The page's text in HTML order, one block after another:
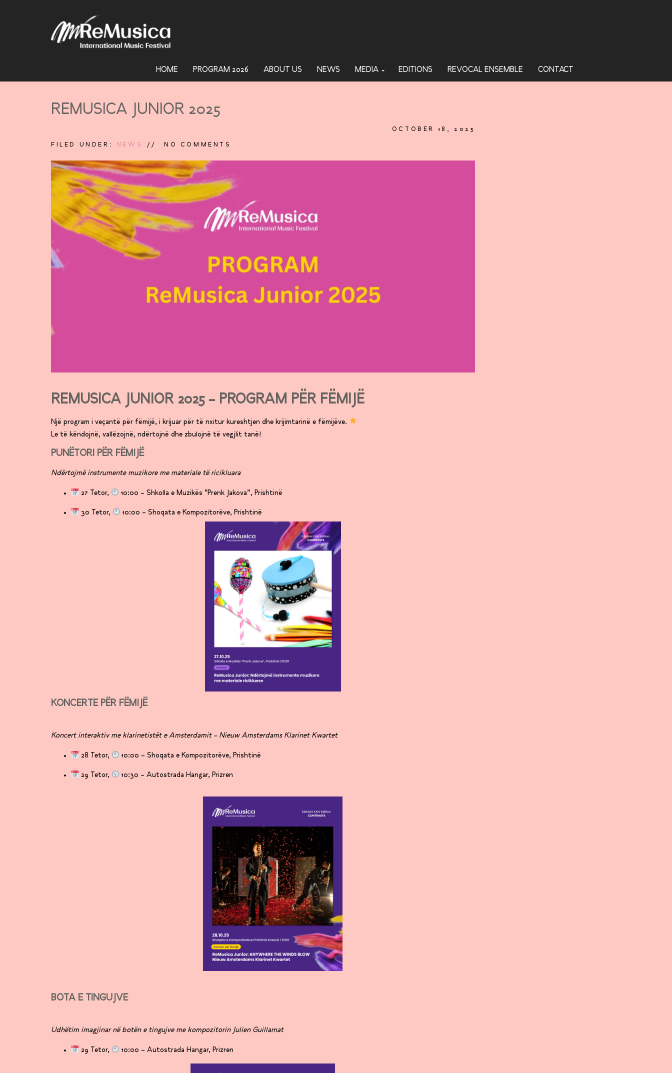
HOME PROGRAM 2026 ABOUT US NEWS MEDIA EDITIONS REVOCAL ENSEMBLE CONTACT
REMUSICA JUNIOR 2025
OCTOBER 18, 2025
FILED UNDER: NEWS NO COMMENTS
REMUSICA JUNIOR 2025 – PROGRAM PËR FËMIJË
Një program i veçantë për fëmijë, i krijuar për të nxitur kureshtjen dhe krijimtarinë e fëmijëve.
Le të këndojnë, vallëzojnë, ndërtojnë dhe zbulojnë të vegjlit tanë!
PUNËTORI PËR FËMIJË
Ndërtojmë instrumente muzikore me materiale të ricikluara
27 Tetor, 10:00 – Shkolla e Muzikës “Prenk Jakova”, Prishtinë
30 Tetor, 10:00 – Shoqata e Kompozitorëve, Prishtinë
KONCERTE PËR FËMIJË
Koncert interaktiv me klarinetistët e Amsterdamit – Nieuw Amsterdams Klarinet Kwartet
28 Tetor, 10:00 – Shoqata e Kompozitorëve, Prishtinë
29 Tetor, 10:30 – Autostrada Hangar, Prizren
BOTA E TINGUJVE
Udhëtim imagjinar në botën e tingujve me kompozitorin Julien Guillamat
29 Tetor, 10:00 – Autostrada Hangar, Prizren